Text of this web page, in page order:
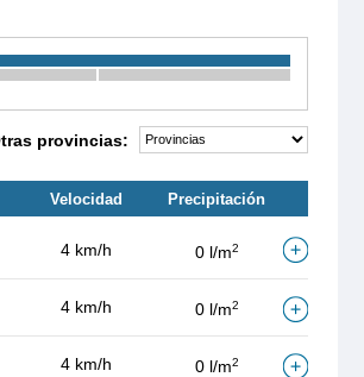
provincias:
Velocidad Precipitación
4 km/h 0 l/m2
4 km/h 0 l/m2
4 km/h 0 l/m2